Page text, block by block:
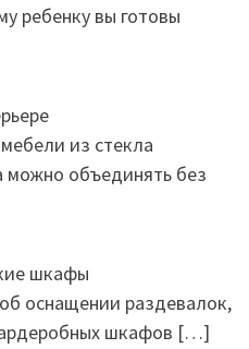
ребенку вы готовы
из стекла
можно объединять без
шкафы
оснащении раздевалок,
шкафов […]